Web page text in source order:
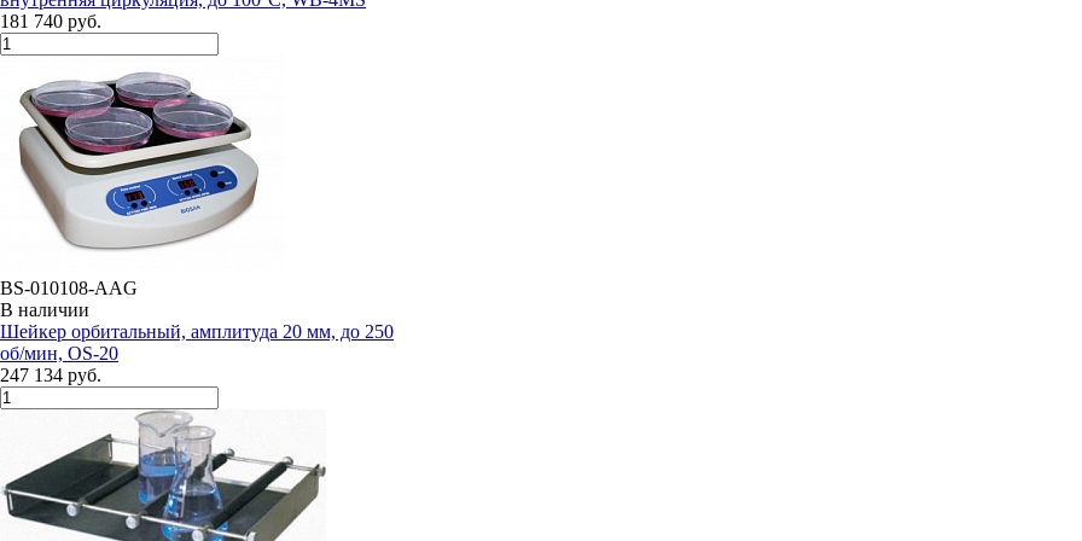
181 740 руб.
BS-010108-AAG
В наличии
Шейкер орбитальный, амплитуда 20 мм, до 250
об/мин, OS-20
247 134 руб.